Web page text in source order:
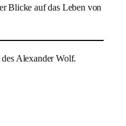
Blicke auf das Leben von
Alexander Wolf.